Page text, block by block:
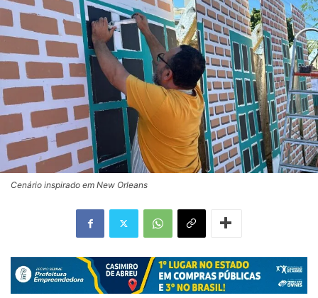
Cenário inspirado em New Orleans